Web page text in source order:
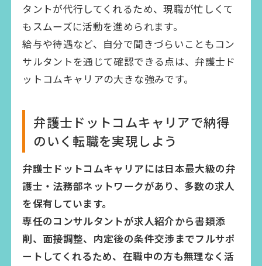
タントが代行してくれるため、現職が忙しくて
もスムーズに活動を進められます。
給与や待遇など、自分で聞きづらいこともコン
サルタントを通じて確認できる点は、弁護士ド
ットコムキャリアの大きな強みです。
弁護士ドットコムキャリアで納得
のいく転職を実現しよう
弁護士ドットコムキャリアには日本最大級の弁
護士・法務部ネットワークがあり、多数の求人
を保有しています。
専任のコンサルタントが求人紹介から書類添
削、面接調整、内定後の条件交渉までフルサポ
ートしてくれるため、在職中の方も無理なく活